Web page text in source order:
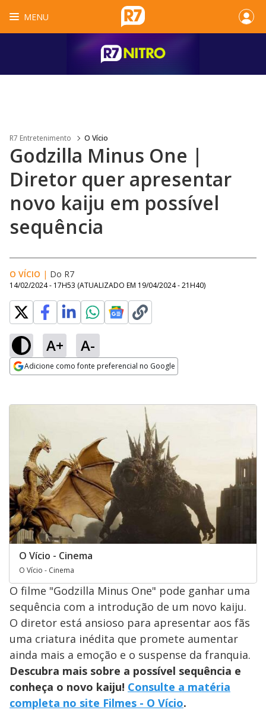
MENU
R7 Entretenimento O Vício
Godzilla Minus One |
Diretor quer apresentar
novo kaiju em possível
sequência
O VÍCIO | Do R7
14/02/2024 - 17H53 (ATUALIZADO EM 19/04/2024 - 21H40)
A+ A-
Adicione como fonte preferencial no Google
O Vício - Cinema
O Vício - Cinema
O filme "Godzilla Minus One" pode ganhar uma
sequência com a introdução de um novo kaiju.
O diretor está ansioso para apresentar aos fãs
uma criatura inédita que promete aumentar
ainda mais a emoção e o suspense da franquia.
Descubra mais sobre a possível sequência e
conheça o novo kaiju! Consulte a matéria
completa no site Filmes - O Vício.